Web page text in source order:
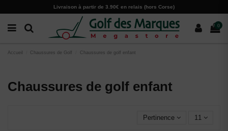
Livraison à partir de 3.90€ en relais (hors Corse)
0
Accueil Chaussures de Golf Chaussures de golf enfant
Chaussures de golf enfant
Pertinence 11
Paramètres des cookies